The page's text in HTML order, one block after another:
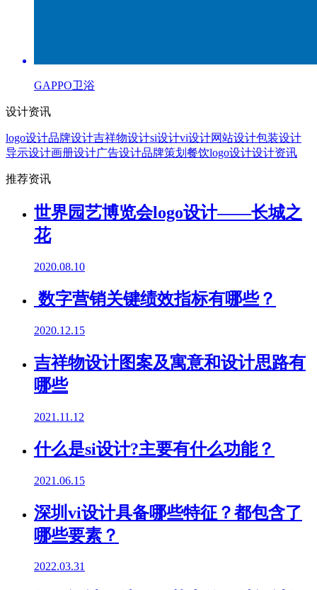
GAPPO卫浴
设计资讯
logo设计品牌设计吉祥物设计si设计vi设计网站设计包装设计
导示设计画册设计广告设计品牌策划 餐饮logo设计设计资讯
推荐资讯
世界园艺博览会logo设计——长城之
花
2020.08.10
数字营销关键绩效指标有哪些？
2020.12.15
吉祥物设计图案及寓意和设计思路有
哪些
2021.11.12
什么是si设计?主要有什么功能？
2021.06.15
深圳vi设计具备哪些特征？都包含了
哪些要素？
2022.03.31